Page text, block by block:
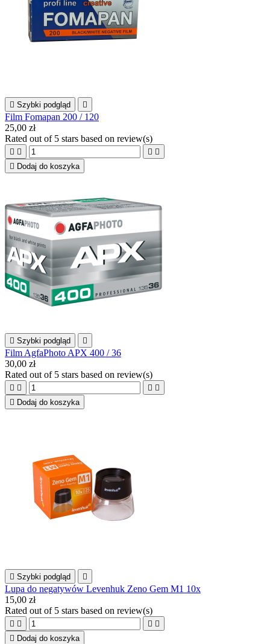
 Szybki podgląd 
Film Fomapan 200 / 120
25,00 zł
Rated out of 5 stars based on review(s)
   
 Dodaj do koszyka
 Szybki podgląd 
Film AgfaPhoto APX 400 / 36
30,00 zł
Rated out of 5 stars based on review(s)
   
 Dodaj do koszyka
 Szybki podgląd 
Lupa do negatywów Levenhuk Zeno Gem M1 10x
15,00 zł
Rated out of 5 stars based on review(s)
   
 Dodaj do koszyka